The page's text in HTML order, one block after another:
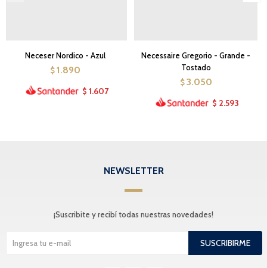
Neceser Nordico - Azul
$ 1.890
$ 1.607
Necessaire Gregorio - Grande -
Tostado
$ 3.050
$ 2.593
NEWSLETTER
¡Suscribite y recibí todas nuestras novedades!
SUSCRIBIRME